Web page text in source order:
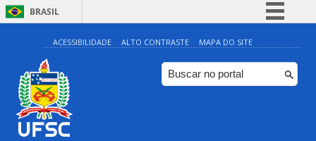
BRASIL
Simplifique!
Comunica BR
Participe
ACESSIBILIDADE ALTO CONTRASTE MAPA DO SITE